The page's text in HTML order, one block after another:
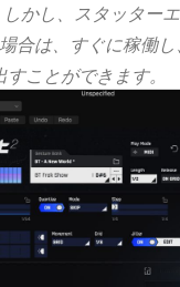
かし、スタッター
合は、すぐに稼働
すことができます。